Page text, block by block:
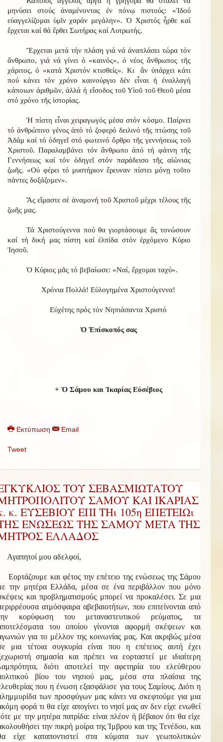
μηνύσει στούς ἀναμένοντας ἐν πόνῳ πιστούς: «Ἱδού
εὐαγγελίζομαι ὑμῖν χαράν μεγάλην». Ὁ Χριστός ἦρθε καί
ἔρχεται καί θά ἔρθει Σωτήρας καί Λυτρωτής.
Ἔρχεται μετά τήν πλάση γιά νά ἀναπλάσει τώρα τόν
ἄνθρωπο, γιά νά γίνει ὁ «καινός», ὁ νέος ἄνθρωπος τῆς
χάριτος, ὁ «κατά Χριστόν κτισθείς». Κι ἄν ὑπάρχει κάτι
πού κάνει τόν χρόνο καινούργιο δέν εἶναι ἡ ἐναλλαγή
κάποιων ἀριθμῶν, ἀλλά ἡ εἴσοδος τοῦ Υἱοῦ τοῦ Θεοῦ μέσα
στό χρόνο τῆς ἱστορίας.
Ἡ πίστη εἶναι χειραγωγός μέσα στόν κόσμο. Παίρνει
τό ἀνθρώπινο γένος ἀπό τό ζοφερό δειλινό τῆς πτώσης τοῦ
Ἀδάμ καί τό ὁδηγεῖ στό φωτεινό ὄρθρο τῆς γεννήσεως τοῦ
Χριστοῦ. Παραλαμβάνει τόν ἄνθρωπο ἀπό τή φάτνη τῆς
Γεννήσεως καί τόν ὁδηγεῖ στόν παράδεισο τῆς αἰώνιας
ζωῆς. «Οὐ φέρει τό μυστήριον ἔρευναν πίστει μόνῃ τοῦτο
πάντες δοξάζομεν».
Ἄς εἴμαστε σἐ ἀναμονή τοῦ Χριστοῦ μέχρι τέλους τῆς
ζωῆς μας.
Τά Χριστούγεννα πού θα γιορτάσουμε ἄς τονώσουν
καί τή δική μας πίστη καί ἐλπίδα στόν ἐρχόμενο Κύριο
Ἰησοῦ.
Ὁ Κύριος μᾶς τό βεβαίωσε: «Ναί, ἔρχομαι ταχύ».
Χρόνια Πολλά! Εὐλογημένα Χριστούγεννα!
Εὐχέτης πρός τόν Νηπιάσαντα Χριστό
Ὁ Ἐπίσκοπός σας
+ Ὁ Σάμου και Ἰκαρίας Εὐσέβιος
Εκτύπωση Email
Tweet
ΤΟΥ ΣΕΒΑΣΜΙΩΤΑΤΟΥ
ΣΑΜΟΥ ΚΑΙ ΙΚΑΡΙΑΣ
κ. ΕΥΣΕΒΙΟΥ ΕΠΙ ΤΗι 105η ΕΠΕΤΕΙΩι
ΕΝΩΣΕΩΣ ΤΗΣ ΣΑΜΟΥ ΜΕΤΑ ΤΗΣ
ΕΛΛΑΔΟΣ
Αγαπητοί μου αδελφοί,
και φέτος την επέτειο της ενώσεως της Σάμου
την μητέρα Ελλάδα, μέσα σε ένα περιβάλλον που μόνο
και προβληματισμούς μπορεί να προκαλέσει. Σε μια
ατμόσφαιρα αβεβαιοτήτων, που επιτείνονται από
κορύφωση του μεταναστευτικού ρεύματος, τα
του οποίου γίνονται αφορμή σκέψεων και
για το μέλλον της κοινωνίας μας. Και ακριβώς μέσα
μια τέτοια συγκυρία είναι που η επέτειος αυτή έχει
σημασία και πρέπει να εορταστεί με ιδιαίτερη
διότι αποτελεί την αφετηρία του ελεύθερου
βίου του νησιού μας, μέσα στα πλαίσια της
που η ένωση εξασφάλισε για τους Σαμίους. Διότι η
των προσφύγων μας κάνει να σκεφτούμε για μια
φορά τι θα είχε απογίνει το νησί μας αν δεν είχε ενωθεί
με την μητέρα πατρίδα: είναι πλέον ή βέβαιον ότι θα είχε
την πικρή μοίρα της Ίμβρου και της Τενέδου, και
είχε καταποντιστεί στα κύματα των γεωπολιτικών